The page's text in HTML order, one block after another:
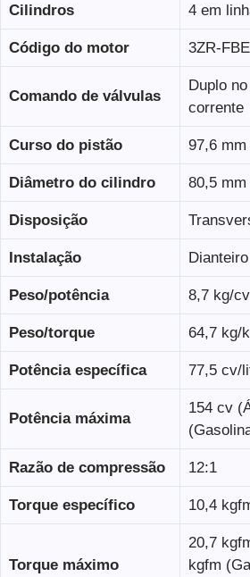
Cilindros 4 em
Código do motor 3ZR-FBE
Comando de válvulas
Duplo
corrente
Curso do pistão 97,6 mm
Diâmetro do cilindro 80,5 mm
Disposição
Instalação Dianteiro
Peso/potência 8,7 kg/cv
Peso/torque 64,7 kg/
Potência específica 77,5 cv/
Potência máxima
154 cv
Razão de compressão 12:1
Torque específico 10,4
Torque máximo
20,7
kgfm